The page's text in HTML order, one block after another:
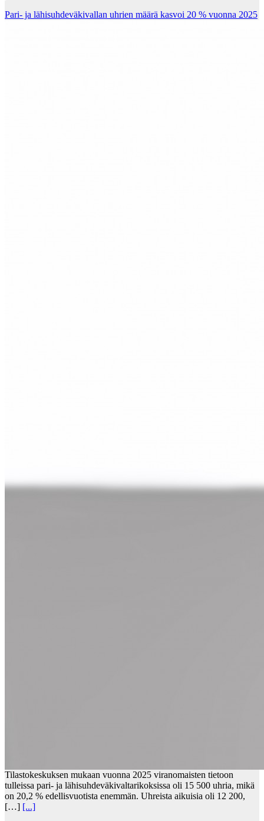
Pari- ja lähisuhdeväkivallan uhrien määrä kasvoi 20 % vuonna 2025
Tilastokeskuksen mukaan vuonna 2025 viranomaisten tietoon
tulleissa pari- ja lähisuhdeväkivaltarikoksissa oli 15 500 uhria, mikä
on 20,2 % edellisvuotista enemmän. Uhreista aikuisia oli 12 200,
[…] [...]